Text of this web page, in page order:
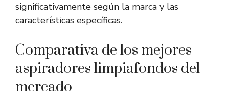
significativamente según la marca y las
características específicas.
Comparativa de los mejores
aspiradores limpiafondos del
mercado